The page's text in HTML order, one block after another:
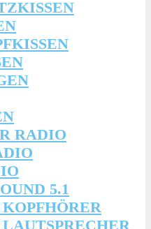
RADIO
5.1